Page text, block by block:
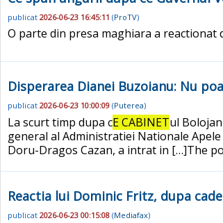
publicat 2026-06-23 16:45:11 (ProTV)
O parte din presa maghiara a reactionat
Disperarea Dianei Buzoianu: Nu
publicat 2026-06-23 10:00:09 (Puterea)
La scurt timp dupa cE CABINETul
general al Administratiei Nationale
Doru-Dragos Cazan, a intrat in […]The
Reactia lui Dominic Fritz, dupa
publicat 2026-06-23 00:15:08 (Mediafax)